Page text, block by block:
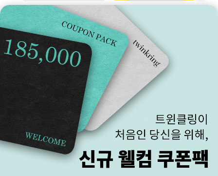
BANKINFO
예금주 (주)트윈클링
국민 270901-04-208303
브랜드스토리
이용약관
이용안내
개인정보처리방침
COMPANY (주)트윈클링 대표 김진우, 김기애
매장주소 : 서울 종로구 돈화문로 33-1 2층 트윈클링
주소 :서울특별시 종로구 수표로26길 28 동의빌딩 5층 502호/방문불가
사업자등록번호 : 184-87-00371
FAX : 02)762-0111
통신판매업신고 제2017-서울종로-0789호
개인정보관리책임자 김승한
ⓒ 2014 Twinkring. All Rights Reserved.